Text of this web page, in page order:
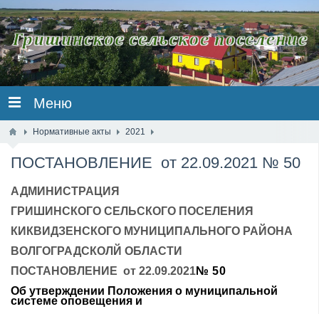
Меню
Нормативные акты 2021
ПОСТАНОВЛЕНИЕ от 22.09.2021 № 50
АДМИНИСТРАЦИЯ
ГРИШИНСКОГО СЕЛЬСКОГО ПОСЕЛЕНИЯ
КИКВИДЗЕНСКОГО МУНИЦИПАЛЬНОГО РАЙОНА
ВОЛГОГРАДСКОЛЙ ОБЛАСТИ
ПОСТАНОВЛЕНИЕ от 22.09.2021№ 50
Об утверждении Положения о муниципальной
системе оповещения и